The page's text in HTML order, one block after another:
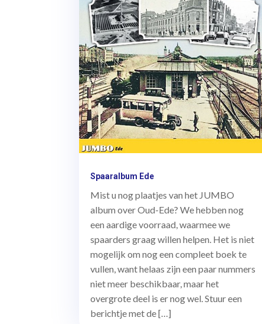
Spaaralbum Ede
Mist u nog plaatjes van het JUMBO
album over Oud-Ede? We hebben nog
een aardige voorraad, waarmee we
spaarders graag willen helpen. Het is niet
mogelijk om nog een compleet boek te
vullen, want helaas zijn een paar nummers
niet meer beschikbaar, maar het
overgrote deel is er nog wel. Stuur een
berichtje met de […]